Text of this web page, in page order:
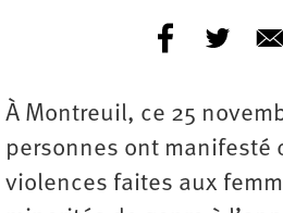
À Montreuil, ce 25
personnes ont manifesté
violences faites aux